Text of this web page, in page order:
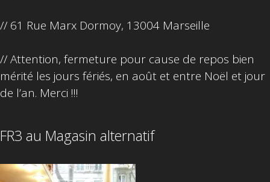
// 61 Rue Marx Dormoy, 13004 Marseille
// Attention, fermeture pour cause de repos bien
mérité les jours fériés, en août et entre Noël et jour
de l’an. Merci !!!
FR3 au Magasin alternatif